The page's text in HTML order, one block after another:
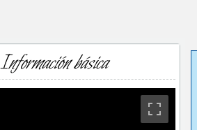
Información básica